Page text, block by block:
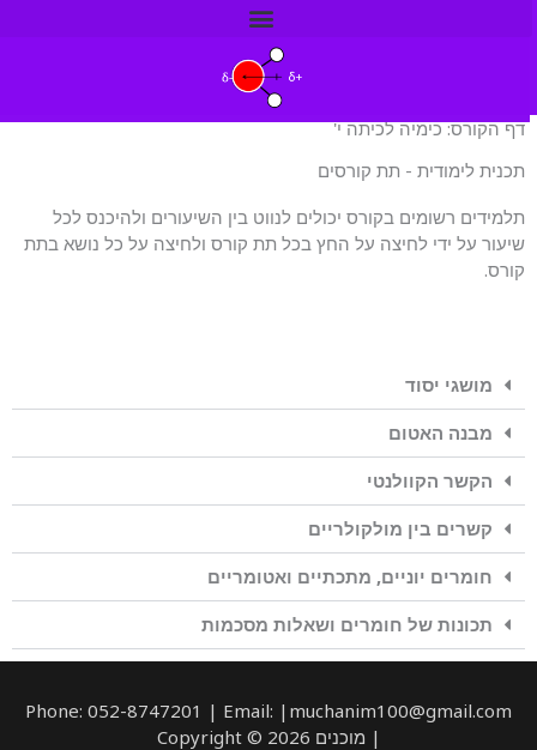
דף הקורס: כימיה לכיתה י'
תכנית לימודית - תת קורסים
תלמידים רשומים בקורס יכולים לנווט בין השיעורים ולהיכנס לכל
שיעור על ידי לחיצה על החץ בכל תת קורס ולחיצה על כל נושא בתת
קורס.
מושגי יסוד
מבנה האטום
הקשר הקוולנטי
קשרים בין מולקולריים
חומרים יוניים, מתכתיים ואטומריים
תכונות של חומרים ושאלות מסכמות
Phone: 052-8747201 | Email: |muchanim100@gmail.com
| מוכנים Copyright © 2026